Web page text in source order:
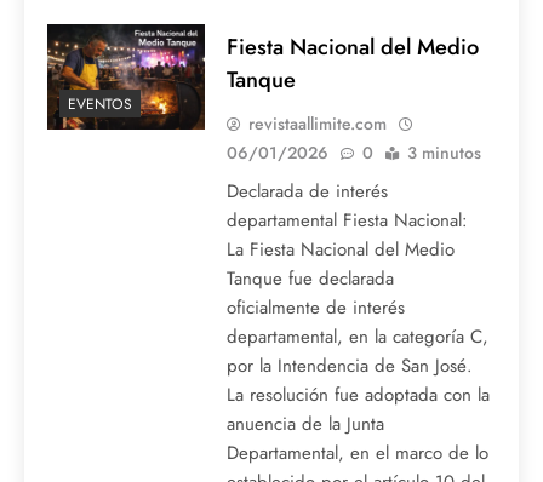
EVENTOS
Fiesta Nacional del Medio
Tanque
revistaallimite.com
06/01/2026
0 3 minutos
Declarada de interés
departamental Fiesta Nacional:
La Fiesta Nacional del Medio
Tanque fue declarada
oficialmente de interés
departamental, en la categoría C,
por la Intendencia de San José.
La resolución fue adoptada con la
anuencia de la Junta
Departamental, en el marco de lo